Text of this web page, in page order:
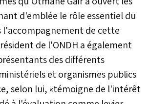
d'emblée le rôle essentiel du
l'accompagnement de cette
de l'ONDH a également
des différents
et organismes publics
selon lui, «témoigne de l'intérêt